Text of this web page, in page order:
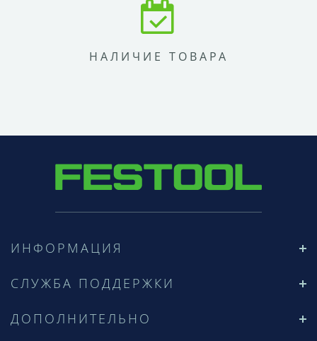
НАЛИЧИЕ ТОВАРА
ИНФОРМАЦИЯ
СЛУЖБА ПОДДЕРЖКИ
ДОПОЛНИТЕЛЬНО